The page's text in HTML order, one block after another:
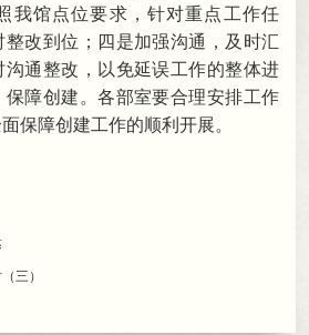
我馆点位要求，针对重点工作任
整改到位 ； 四是加强沟通，及时汇
沟通整改，以免延误工作的整体进
保障创建 。各部室要合理安排工作
保障创建工作的顺利开展。
三）